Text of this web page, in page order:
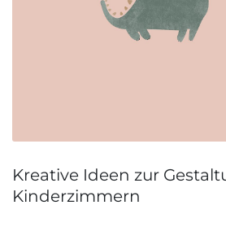
Kreative Ideen zur
Kinderzimmern